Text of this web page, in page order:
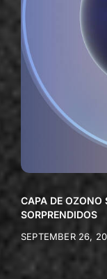
CAPA DE OZONO
SORPRENDIDOS
SEPTEMBER 26,